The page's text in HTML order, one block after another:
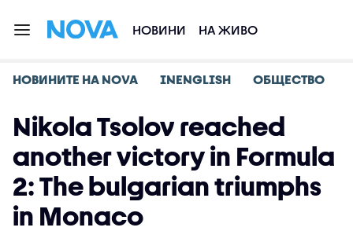
НОВИНИ НА ЖИВО
НОВИНИТЕ НА NOVA INENGLISH ОБЩЕСТВО
Nikola Tsolov reached
another victory in Formula
2: The bulgarian triumphs
in Monaco